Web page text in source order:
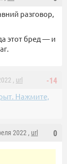
разговор,
этот бред — и
-14
, url
Нажмите,
0
2022 , url